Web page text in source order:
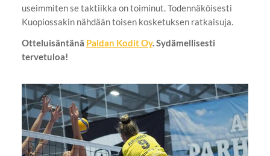
useimmiten se taktiikka on toiminut. Todennäköisesti
Kuopiossakin nähdään toisen kosketuksen ratkaisuja.
Otteluisäntänä Paldan Kodit Oy. Sydämellisesti
tervetuloa!